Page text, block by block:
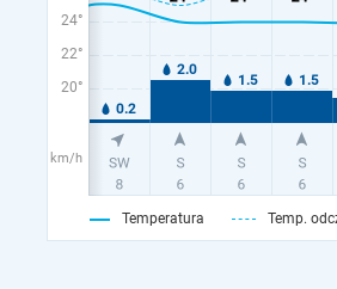
24°
22°
20°
km/h
Temperatura Temp.